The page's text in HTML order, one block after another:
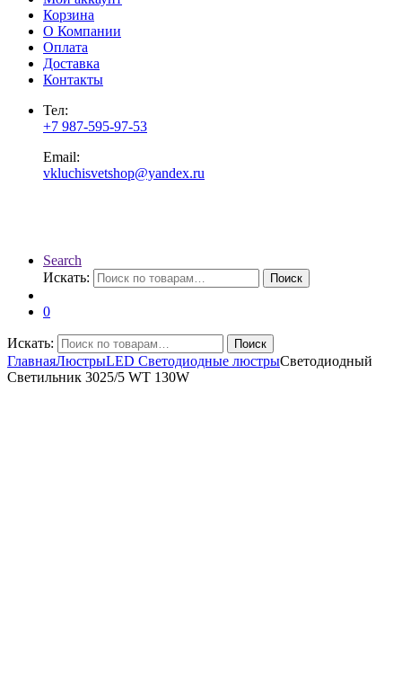
Корзина
О Компании
Оплата
Доставка
Контакты
Тел:
+7 987-595-97-53
Email:
vkluchisvetshop@yandex.ru
Search
Искать:
Поиск
0
Искать: Поиск
ГлавнаяЛюстрыLED Светодиодные люстрыСветодиодный
Светильник 3025/5 WT 130W